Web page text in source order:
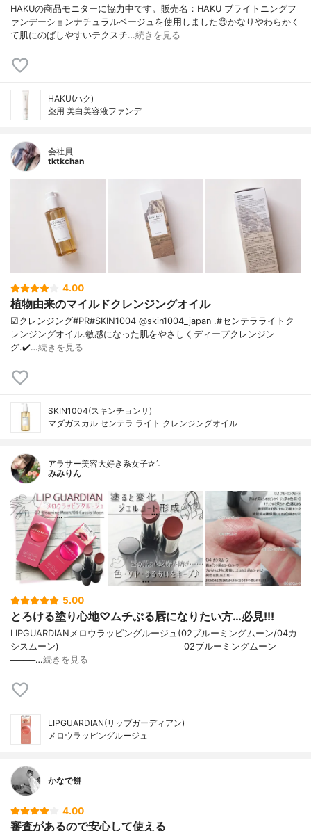
HAKUの商品モニターに協力中です。販売名：HAKU ブライトニングフ
ァンデーションナチュラルベージュを使用しました😊かなりやわらかく
て肌にのばしやすいテクスチ…続きを見る
HAKU(ハク)
薬用 美白美容液ファンデ
会社員
tktkchan
4.00
植物由来のマイルドクレンジングオイル
☑クレンジング#PR#SKIN1004 @skin1004_japan .#センテラライトク
レンジングオイル.敏感になった肌をやさしくディープクレンジン
グ.✔️…続きを見る
SKIN1004(スキンチョンサ)
マダガスカル センテラ ライト クレンジングオイル
アラサー美容大好き系女子✰ˊ˗
みみりん
5.00
とろける塗り心地♡ムチぷる唇になりたい方…必見!!!
LIPGUARDIANメロウラッピングルージュ(02ブルーミングムーン/04カ
シスムーン)────────────────────02ブルーミングムーン
────…続きを見る
LIPGUARDIAN(リップガーディアン)
メロウラッピングルージュ
かなで餅
4.00
審査があるので安心して使える